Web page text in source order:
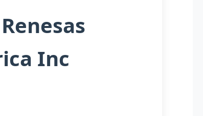
Renesas
Inc